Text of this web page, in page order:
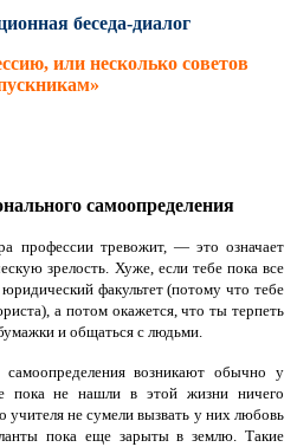
беседа-диалог
или несколько советов
самоопределения
профессии тревожит, — это означает
зрелость. Хуже, если тебе пока все
факультет (потому что тебе
а потом окажется, что ты терпеть
и общаться с людьми.
самоопределения возникают обычно у
пока не нашли в этой жизни ничего
учителя не сумели вызвать у них любовь
пока еще зарыты в землю. Такие